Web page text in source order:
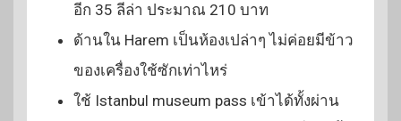
อีก 35 ลีล่า ประมาณ 210 บาท
ด้านใน Harem เป็นห้องเปล่าๆ ไม่ค่อยมีข้าว
ของเครื่องใช้ซักเท่าไหร่
ใช้ Istanbul museum pass เข้าได้ทั้งผ่าน